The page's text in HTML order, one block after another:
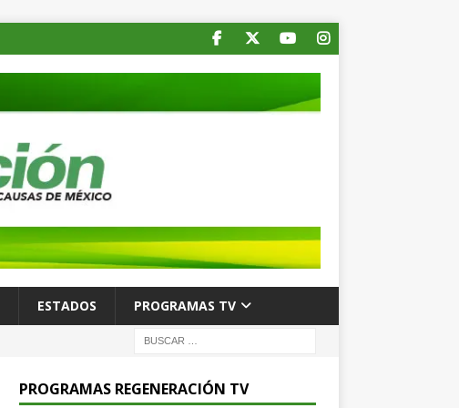
ESTADOS PROGRAMAS TV
PROGRAMAS REGENERACIÓN TV